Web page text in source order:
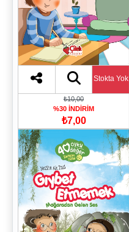
Stokta Yok
₺10,00
%30 İNDİRİM
₺7,00